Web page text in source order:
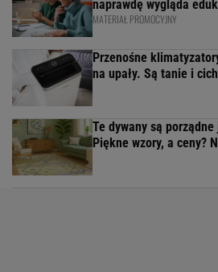
naprawdę wygląda
MATERIAŁ PROMOCYJNY
Przenośne
na upały. Są tanie i
Te dywany są
Piękne wzory, a ceny?